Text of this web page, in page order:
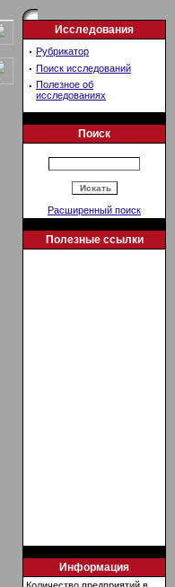
Исследования
· Рубрикатор
· Поиск исследований
· Полезное об
исследованиях
Поиск
Расширенный поиск
Полезные ссылки
Информация